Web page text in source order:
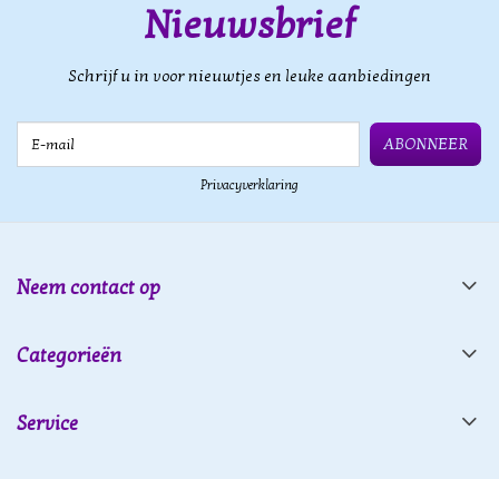
Nieuwsbrief
Schrijf u in voor nieuwtjes en leuke aanbiedingen
ABONNEER
Privacyverklaring
Neem contact op
Categorieën
Service